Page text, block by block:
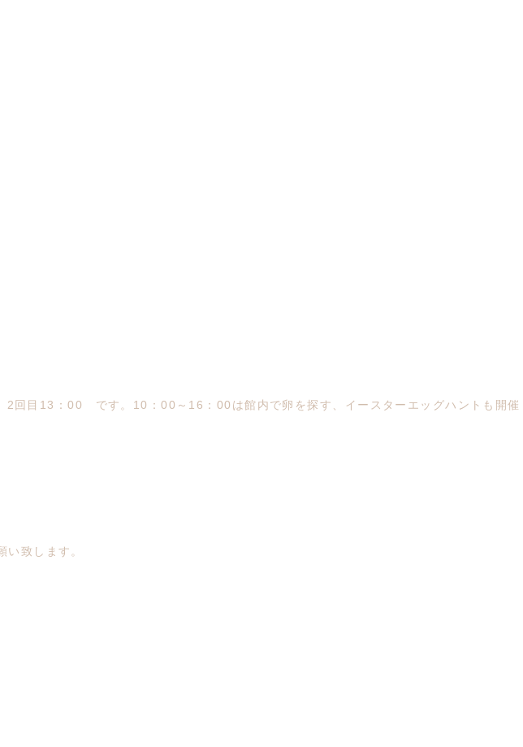
回目13：00 です。10：00～16：00は館内で卵を探す、イースターエッグハントも開催
致します。